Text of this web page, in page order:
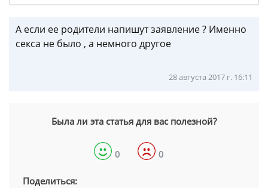
А если ее родители напишут заявление ? Именно
секса не было , а немного другое
28 августа 2017 г. 16:11
Была ли эта статья для вас полезной?
0 0
Поделиться: